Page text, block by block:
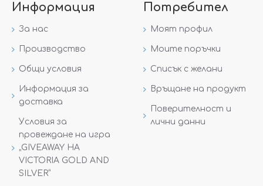
Информация
За нас
Производство
Общи условия
Информация за
доставка
Условия за
провеждане на игра
„GIVEAWAY НА
VICTORIA GOLD AND
SILVER“
Потребител
Моят профил
Моите поръчки
Списък с желани
Връщане на продукт
Поверителност и
лични данни